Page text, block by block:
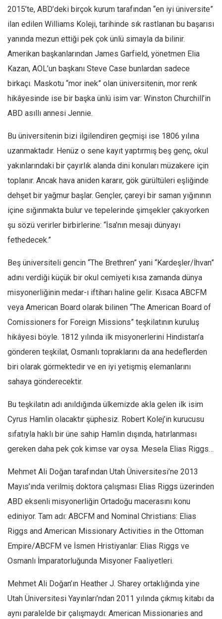
Kemal Özer
Mahmut Toptaş
Yvonne Ridley
Barış Tarımcıoğlu
Ömer Kayani
Yusuf Armağan
Hasanali Yıldırım
Leyla Şerif Emin
Selçuk Türkyılmaz
Mehmet Ali Tekin
Abir E. Nahas
Amina S. Jenenkovic
Bağdagül Öz
» Yazar arşivi
Bu Sayı
Tüm Sayılar
Kategoriler
Kültür Sanat
Kitap
Karisi kitap sualleri
7 soruda bu hafta
Ekonomi
Spor
Manzara
Sağlık
Hayat
Türkiye
Siyaset
Dünya
Avrupa
Asya
Afrika
İslam Dünyası
Amerika
2015’te, ABD’deki birçok kurum tarafından “en iyi üniversite”
ilan edilen Williams Koleji, tarihinde sık rastlanan bu başarısı
yanında mezun ettiği pek çok ünlü simayla da bilinir.
Amerikan başkanlarından James Garfield, yönetmen Elia
Kazan, AOL’un başkanı Steve Case bunlardan sadece
birkaçı. Maskotu “mor inek” olan üniversitenin, mor renk
hikâyesinde ise bir başka ünlü isim var: Winston Churchill’in
ABD asıllı annesi Jennie.
Bu üniversitenin bizi ilgilendiren geçmişi ise 1806 yılına
uzanmaktadır. Henüz o sene kayıt yaptırmış beş genç, okul
yakınlarındaki bir çayırlık alanda dini konuları müzakere için
toplanır. Ancak hava aniden kararır, gök gürültüleri eşliğinde
dehşet bir yağmur başlar. Gençler, çareyi bir saman yığınının
içine sığınmakta bulur ve tepelerinde şimşekler çakıyorken
şu sözü verirler birbirlerine: “İsa’nın mesajı dünyayı
fethedecek.”
Beş üniversiteli gencin “The Brethren” yani “Kardeşler/İhvan”
adını verdiği küçük bir okul cemiyeti kısa zamanda dünya
misyonerliğinin medar-ı iftiharı haline gelir. Kısaca ABCFM
veya American Board olarak bilinen “The American Board of
Comissioners for Foreign Missions” teşkilatının kuruluş
hikâyesi böyle. 1812 yılında ilk misyonerlerini Hindistan’a
gönderen teşkilat, Osmanlı topraklarını da ana hedeflerden
biri olarak görmektedir ve en iyi yetişmiş elemanlarını
sahaya gönderecektir.
Bu teşkilatın adı anıldığında ülkemizde akla gelen ilk isim
Cyrus Hamlin olacaktır şüphesiz. Robert Kolej’in kurucusu
sıfatıyla haklı bir üne sahip Hamlin dışında, hatırlanması
gereken daha pek çok kimse var oysa. Mesela Elias Riggs…
Mehmet Ali Doğan tarafından Utah Üniversitesi’ne 2013
Mayıs’ında verilmiş doktora çalışması Elias Riggs üzerinden
ABD eksenli misyonerliğin Ortadoğu macerasını konu
ediniyor. Tam adı: ABCFM and Nominal Christians: Elias
Riggs and American Missionary Activities in the Ottoman
Empire/ABCFM ve İsmen Hristiyanlar: Elias Riggs ve
Osmanlı İmparatorluğunda Misyoner Faaliyetleri.
Mehmet Ali Doğan’ın Heather J. Sharey ortaklığında yine
Utah Üniversitesi Yayınları’ndan 2011 yılında çıkmış kitabı da
aynı paralelde bir çalışmaydı: American Missionaries and